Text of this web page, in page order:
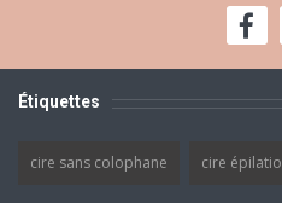
Étiquettes
cire sans colophane cire